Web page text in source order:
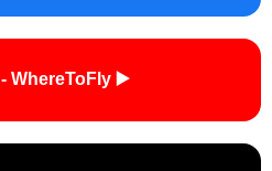
▶️ YouTube - WhereToFly